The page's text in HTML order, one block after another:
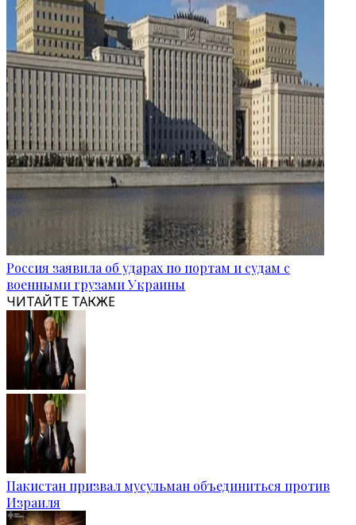
Россия заявила об ударах по портам и судам с
военными грузами Украины
ЧИТАЙТЕ ТАКЖЕ
Пакистан призвал мусульман объединиться против
Израиля